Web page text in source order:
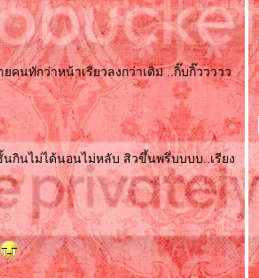
คนทักว่าหน้าเรียวลงกว่าเดิม ..กิ๊บกิ๊ววววว
นกินไม่ได้นอนไม่หลับ สิวขึ้นพรึ่บบบบ..เรียง